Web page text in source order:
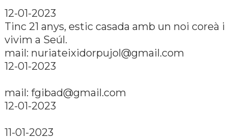
12-01-2023
Tinc 21 anys, estic casada amb un noi coreà i
vivim a Seúl.
mail: nuriateixidorpujol@gmail.com
12-01-2023
mail: fgibad@gmail.com
12-01-2023
11-01-2023